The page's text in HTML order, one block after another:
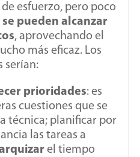
esfuerzo, pero poco
se pueden alcanzar
, aprovechando el
más eficaz. Los
serían:
prioridades: es
cuestiones que se
técnica; planificar por
las tareas a
el tiempo